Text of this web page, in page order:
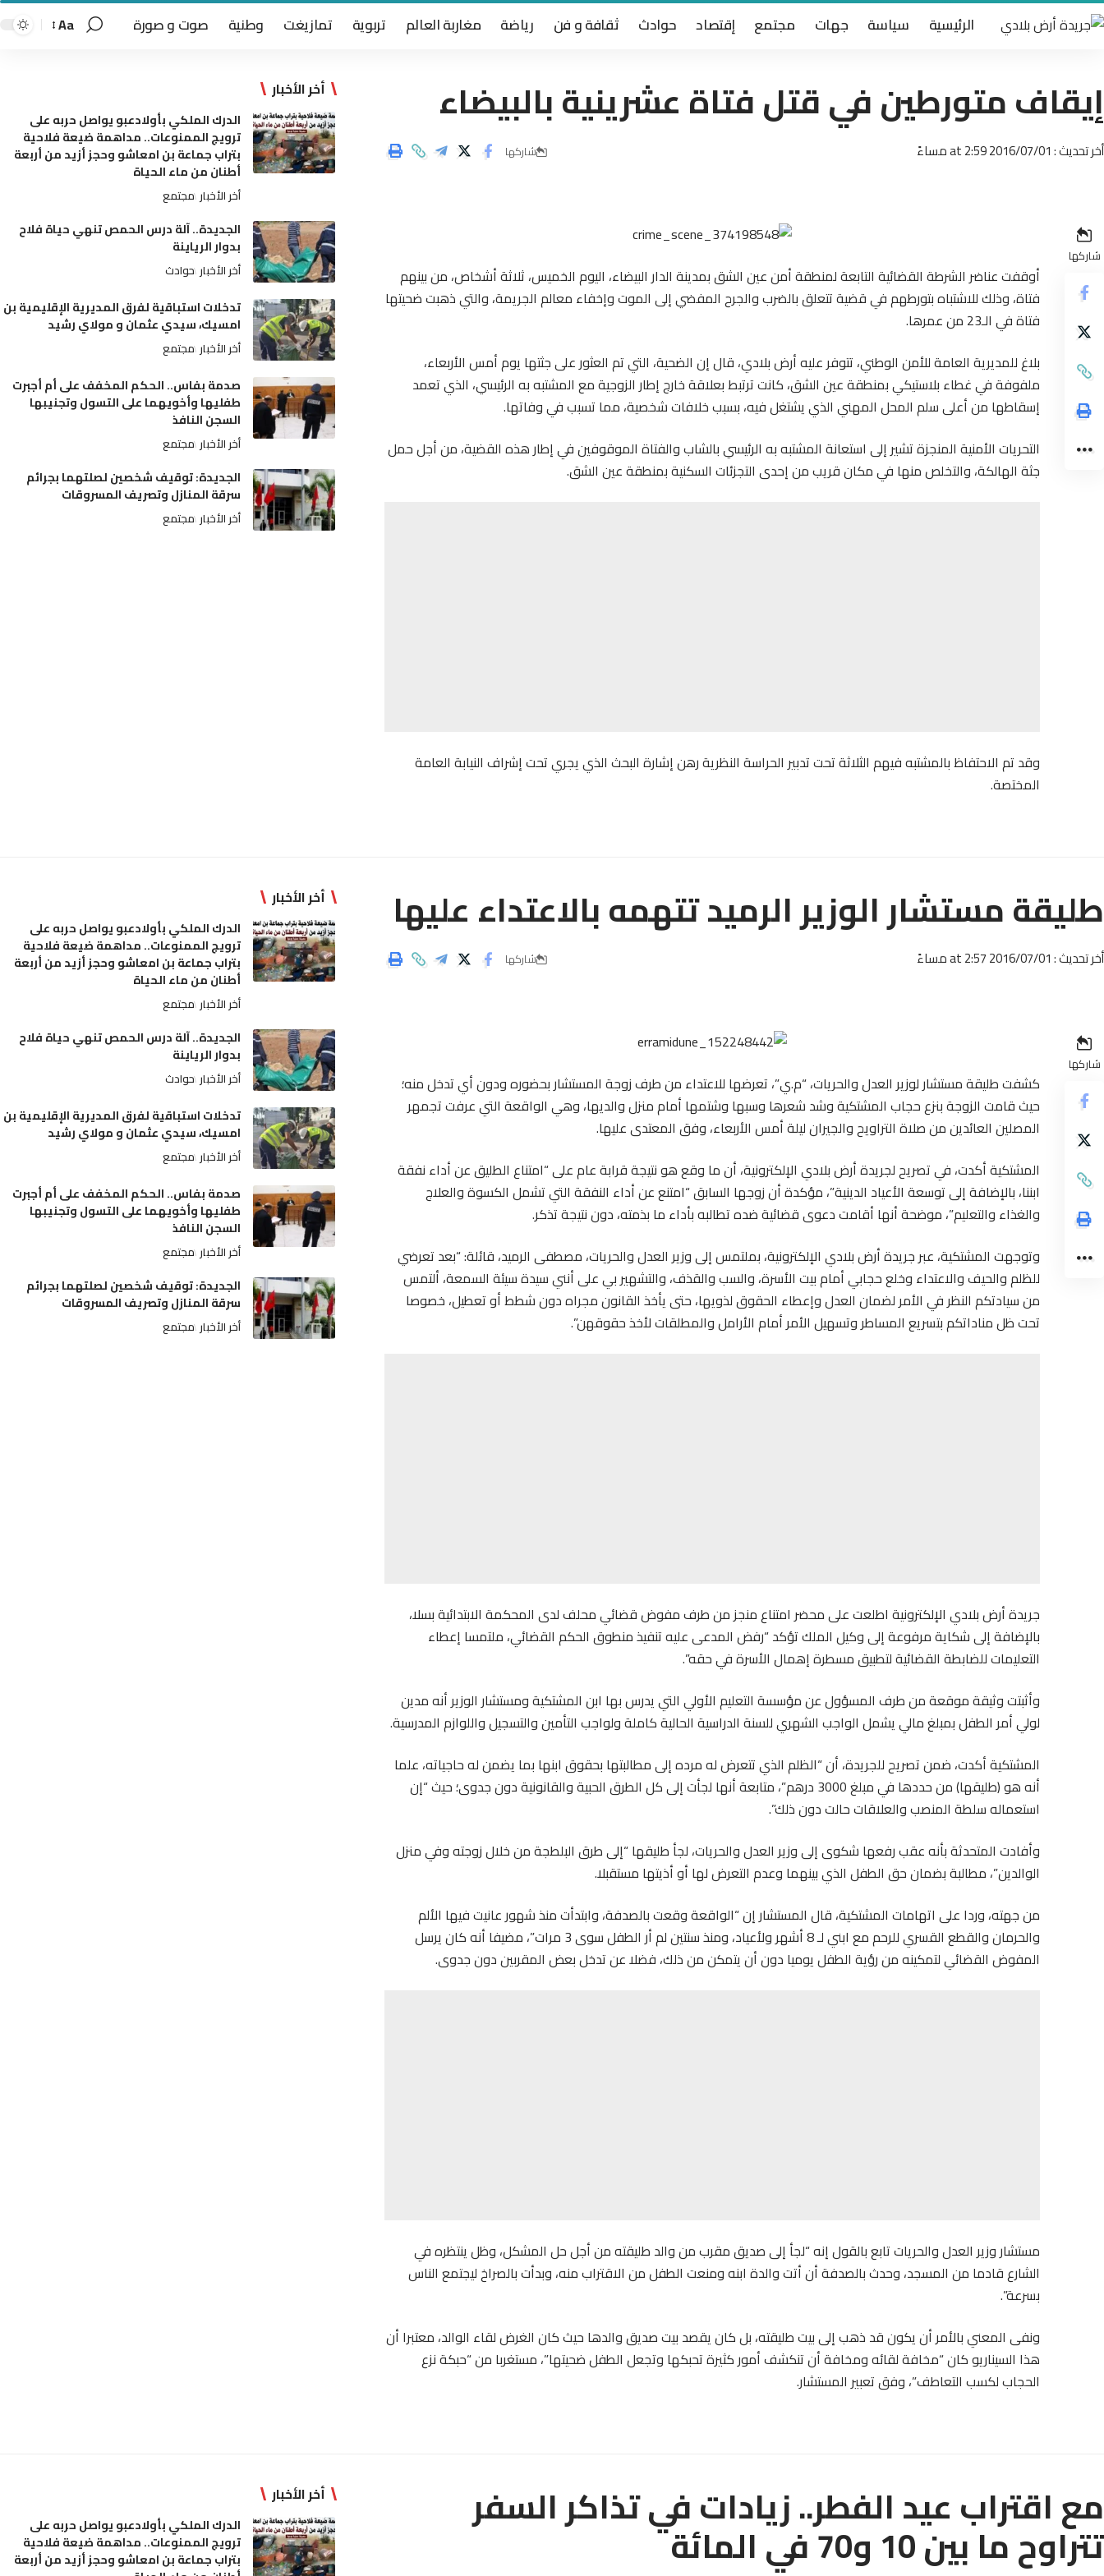
الرئيسية سياسة جهات مجتمع إقتصاد حوادث ثقافة و فن رياضة مغاربة العالم تربوية تمازيغت وطنية صوت و صورة Aa
إيقاف متورطين في قتل فتاة عشرينية بالبيضاء
أخر تحديث : 2016/07/01 at 2:59 مساءً شاركها
شاركها
أوقفت عناضر الشرطة القضائية التابعة لمنطقة أمن عين الشق بمدينة الدار البيضاء، اليوم الخميس، ثلاثة أشخاص، من بينهم
فتاة، وذلك للاشتباه بتورطهم في قضية تتعلق بالضرب والجرح المفضي إلى الموت وإخفاء معالم الجريمة، والتي ذهبت ضحيتها
فتاة في الـ23 من عمرها.
بلاغ للمديرية العامة للأمن الوطني، تتوفر عليه أرض بلادي، قال إن الضحية، التي تم العثور على جثتها يوم أمس الأربعاء،
ملفوفة في غطاء بلاستيكي بمنطقة عين الشق، كانت ترتبط بعلاقة خارج إطار الزوجية مع المشتبه به الرئيسي، الذي تعمد
إسقاطها من أعلى سلم المحل المهني الذي يشتغل فيه، بسبب خلافات شخصية، مما تسبب في وفاتها.
التحريات الأمنية المنجزة تشير إلى استعانة المشتبه به الرئيسي بالشاب والفتاة الموقوفين في إطار هذه القضية، من أجل حمل
جثة الهالكة، والتخلص منها في مكان قريب من إحدى التجزئات السكنية بمنطقة عين الشق.
وقد تم الاحتفاظ بالمشتبه فيهم الثلاثة تحت تدبير الحراسة النظرية رهن إشارة البحث الذي يجري تحت إشراف النيابة العامة
المختصة.
أخر الأخبار
الدرك الملكي بأولادعبو يواصل حربه على
ترويج الممنوعات.. مداهمة ضيعة فلاحية
بتراب جماعة بن امعاشو وحجز أزيد من أربعة
أطنان من ماء الحياة
أخر الأخبار مجتمع
الجديدة.. آلة درس الحمص تنهي حياة فلاح
بدوار الرياينة
أخر الأخبار حوادث
تدخلات استباقية لفرق المديرية الإقليمية بن
امسيك، سيدي عثمان و مولاي رشيد
أخر الأخبار مجتمع
صدمة بفاس.. الحكم المخفف على أم أجبرت
طفليها وأخويهما على التسول وتجنيبها
السجن النافذ
أخر الأخبار مجتمع
الجديدة: توقيف شخصين لصلتهما بجرائم
سرقة المنازل وتصريف المسروقات
أخر الأخبار مجتمع
طليقة مستشار الوزير الرميد تتهمه بالاعتداء عليها
أخر تحديث : 2016/07/01 at 2:57 مساءً شاركها
شاركها
كشفت طليقة مستشار لوزير العدل والحريات، “م.ي”، تعرضها للاعتداء من طرف زوجة المستشار بحضوره ودون أي تدخل منه؛
حيث قامت الزوجة بنزع حجاب المشتكية وشد شعرها وسبها وشتمها أمام منزل والديها، وهي الواقعة التي عرفت تجمهر
المصلين العائدين من صلاة التراويح والجيران ليلة أمس الأربعاء، وفق المعتدى عليها.
المشتكية أكدت، في تصريح لجريدة أرض بلادي الإلكترونية، أن ما وقع هو نتيجة قرابة عام على “امتناع الطليق عن أداء نفقة
ابننا، بالإضافة إلى توسعة الأعياد الدينية”، مؤكدة أن زوجها السابق “امتنع عن أداء النفقة التي تشمل الكسوة والعلاج
والغذاء والتعليم”، موضحة أنها أقامت دعوى قضائية ضده تطالبه بأداء ما بذمته، دون نتيجة تذكر.
وتوجهت المشتكية، عبر جريدة أرض بلادي الإلكترونية، بملتمس إلى وزير العدل والحريات، مصطفى الرميد، قائلة: “بعد تعرضي
للظلم والحيف والاعتداء وخلع حجابي أمام بيت الأسرة، والسب والقذف، والتشهير بي على أنني سيدة سيئة السمعة، ألتمس
من سيادتكم النظر في الأمر لضمان العدل وإعطاء الحقوق لذويها، حتى يأخذ القانون مجراه دون شطط أو تعطيل، خصوصا
تحت ظل مناداتكم بتسريع المساطر وتسهيل الأمر أمام الأرامل والمطلقات لأخذ حقوقهن”.
جريدة أرض بلادي الإلكترونية اطلعت على محضر امتناع منجز من طرف مفوض قضائي محلف لدى المحكمة الابتدائية بسلا،
بالإضافة إلى شكاية مرفوعة إلى وكيل الملك تؤكد “رفض المدعى عليه تنفيذ منطوق الحكم القضائي، ملتمسا إعطاء
التعليمات للضابطة القضائية لتطبيق مسطرة إهمال الأسرة في حقه”.
وأثبتت وثيقة موقعة من طرف المسؤول عن مؤسسة التعليم الأولي التي يدرس بها ابن المشتكية ومستشار الوزير أنه مدين
لولي أمر الطفل بمبلغ مالي يشمل الواجب الشهري للسنة الدراسية الحالية كاملة ولواجب التأمين والتسجيل واللوازم المدرسية.
المشتكية أكدت، ضمن تصريح للجريدة، أن “الظلم الذي تتعرض له مرده إلى مطالبتها بحقوق ابنها بما يضمن له حاجياته، علما
أنه هو (طليقها) من حددها في مبلغ 3000 درهم”، متابعة أنها لجأت إلى كل الطرق الحبية والقانونية دون جدوى؛ حيث “إن
استعماله سلطة المنصب والعلاقات حالت دون ذلك”.
وأفادت المتحدثة بأنه عقب رفعها شكوى إلى وزير العدل والحريات، لجأ طليقها “إلى طرق البلطجة من خلال زوجته وفي منزل
الوالدين”، مطالبة بضمان حق الطفل الذي بينهما وعدم التعرض لها أو أذيتها مستقبلا.
من جهته، وردا على اتهامات المشتكية، قال المستشار إن “الواقعة وقعت بالصدفة، وابتدأت منذ شهور عانيت فيها الألم
والحرمان والقطع القسري للرحم مع ابني لـ 8 أشهر ولأعياد، ومنذ سنتين لم أر الطفل سوى 3 مرات”، مضيفا أنه كان يرسل
المفوض القضائي لتمكينه من رؤية الطفل يوميا دون أن يتمكن من ذلك، فضلا عن تدخل بعض المقربين دون جدوى.
مستشار وزير العدل والحريات تابع بالقول إنه “لجأ إلى صديق مقرب من والد طليقته من أجل حل المشكل، وظل ينتظره في
الشارع قادما من المسجد، وحدث بالصدفة أن أتت والدة ابنه ومنعت الطفل من الاقتراب منه، وبدأت بالصراخ ليجتمع الناس
بسرعة”.
ونفى المعني بالأمر أن يكون قد ذهب إلى بيت طليقته، بل كان يقصد بيت صديق والدها حيث كان الغرض لقاء الوالد، معتبرا أن
هذا السيناريو كان “مخافة لقائه ومخافة أن تنكشف أمور كثيرة تحبكها وتجعل الطفل ضحيتها”، مستغربا من “حبكة نزع
الحجاب لكسب التعاطف”، وفق تعبير المستشار.
أخر الأخبار
الدرك الملكي بأولادعبو يواصل حربه على
ترويج الممنوعات.. مداهمة ضيعة فلاحية
بتراب جماعة بن امعاشو وحجز أزيد من أربعة
أطنان من ماء الحياة
أخر الأخبار مجتمع
الجديدة.. آلة درس الحمص تنهي حياة فلاح
بدوار الرياينة
أخر الأخبار حوادث
تدخلات استباقية لفرق المديرية الإقليمية بن
امسيك، سيدي عثمان و مولاي رشيد
أخر الأخبار مجتمع
صدمة بفاس.. الحكم المخفف على أم أجبرت
طفليها وأخويهما على التسول وتجنيبها
السجن النافذ
أخر الأخبار مجتمع
الجديدة: توقيف شخصين لصلتهما بجرائم
سرقة المنازل وتصريف المسروقات
أخر الأخبار مجتمع
مع اقتراب عيد الفطر.. زيادات في تذاكر السفر
تتراوح ما بين 10 و70 في المائة
أخر الأخبار
الدرك الملكي بأولادعبو يواصل حربه على
ترويج الممنوعات.. مداهمة ضيعة فلاحية
بتراب جماعة بن امعاشو وحجز أزيد من أربعة